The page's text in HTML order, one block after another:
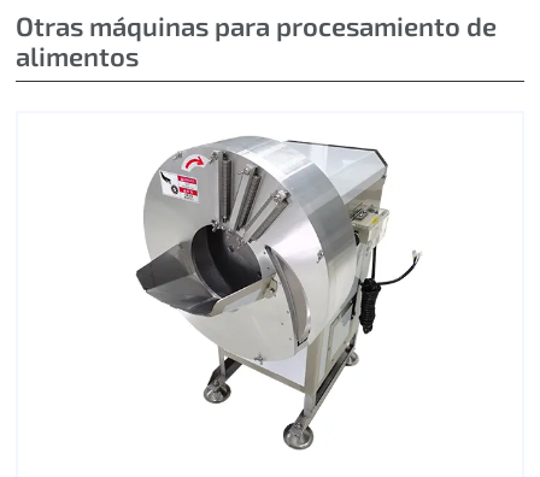
Otras máquinas para procesamiento de
alimentos